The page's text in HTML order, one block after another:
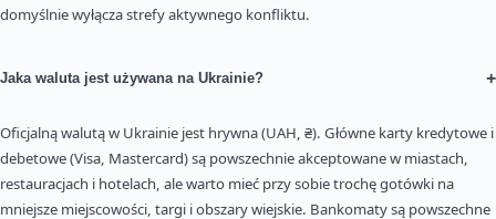
domyślnie wyłącza strefy aktywnego konfliktu.
Jaka waluta jest używana na Ukrainie? +
Oficjalną walutą w Ukrainie jest hrywna (UAH, ₴). Główne karty kredytowe i
debetowe (Visa, Mastercard) są powszechnie akceptowane w miastach,
restauracjach i hotelach, ale warto mieć przy sobie trochę gotówki na
mniejsze miejscowości, targi i obszary wiejskie. Bankomaty są powszechne